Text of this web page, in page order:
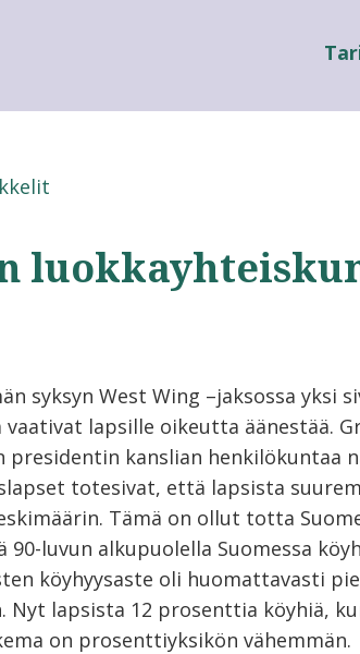
syksyn West Wing –jaksossa yksi
vaativat lapsille oikeutta äänestää.
presidentin kanslian henkilökuntaa
totesivat, että lapsista
Tämä on ollut totta
90-luvun alkupuolella Suomessa
köyhyysaste oli huomattavasti
Nyt lapsista 12 prosenttia köyhiä,
on prosenttiyksikön vähemmän.